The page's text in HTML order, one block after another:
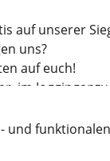
auf unserer
uns?
auf euch!
im